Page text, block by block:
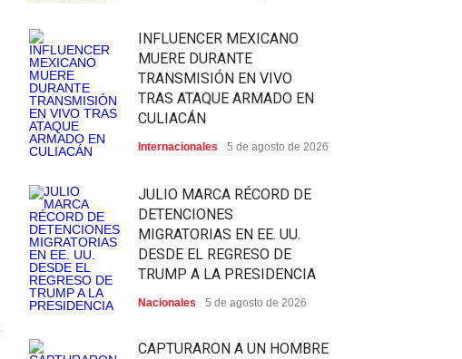
INFLUENCER MEXICANO
MUERE DURANTE
TRANSMISIÓN EN VIVO
TRAS ATAQUE ARMADO EN
CULIACÁN
Internacionales 5 de agosto de 2026
JULIO MARCA RÉCORD DE
DETENCIONES
MIGRATORIAS EN EE. UU.
DESDE EL REGRESO DE
TRUMP A LA PRESIDENCIA
Nacionales 5 de agosto de 2026
CAPTURARON A UN HOMBRE